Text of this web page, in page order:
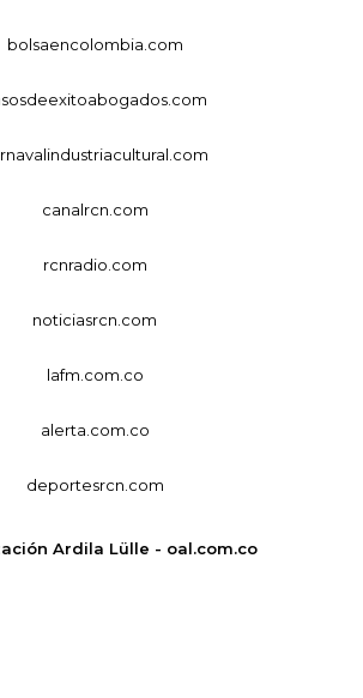
bolsaencolombia.com
canalrcn.com
rcnradio.com
noticiasrcn.com
lafm.com.co
alerta.com.co
deportesrcn.com
Ardila Lülle - oal.com.co